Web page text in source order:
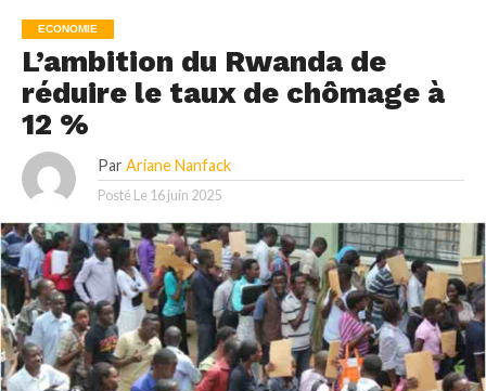
ECONOMIE
L’ambition du Rwanda de
réduire le taux de chômage à
12 %
Par Ariane Nanfack
Posté Le 16 juin 2025